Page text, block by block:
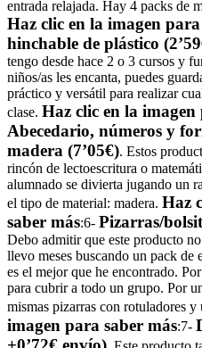
entrada relajada. Hay 4 packs de
Haz clic en la imagen
hinchable de plástico
tengo desde hace 2 o 3 cursos y
niños/as les encanta, puedes
práctico y versátil para realizar
clase. Haz clic en la imagen
Abecedario, números y
madera (7’05€). Estos
rincón de lectoescritura o
alumnado se divierta jugando un
el tipo de material: madera. Haz
saber más:6- Pizarras/
Debo admitir que este producto
llevo meses buscando un pack de
es el mejor que he encontrado.
para cubrir a todo un grupo. Por
mismas pizarras con rotuladores y
imagen para saber más:7-